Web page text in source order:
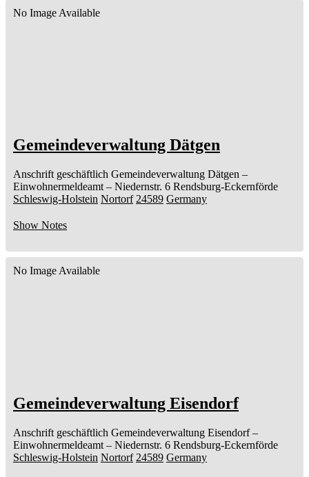
No Image Available
Gemeindeverwaltung Dätgen
Anschrift geschäftlich Gemeindeverwaltung Dätgen –
Einwohnermeldeamt – Niedernstr. 6 Rendsburg-Eckernförde
Schleswig-Holstein Nortorf 24589 Germany
Show Notes
No Image Available
Gemeindeverwaltung Eisendorf
Anschrift geschäftlich Gemeindeverwaltung Eisendorf –
Einwohnermeldeamt – Niedernstr. 6 Rendsburg-Eckernförde
Schleswig-Holstein Nortorf 24589 Germany